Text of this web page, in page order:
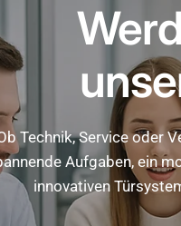
Technik, Service oder
Aufgaben, ein
innovativen